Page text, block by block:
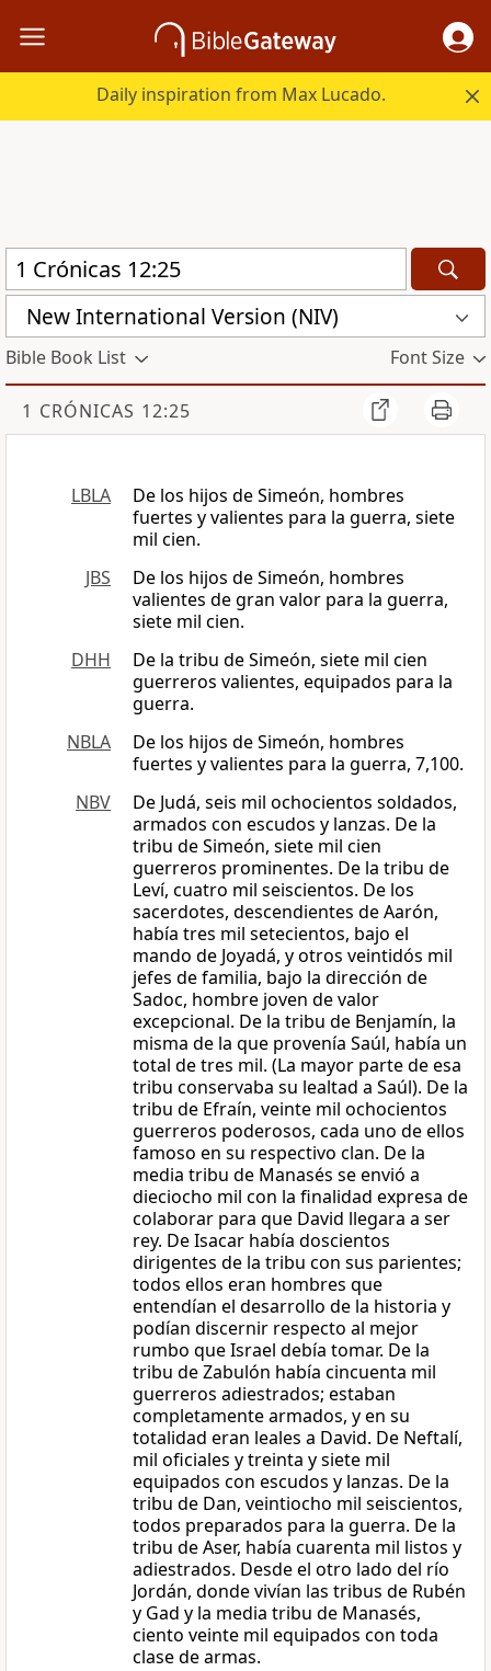
Daily inspiration from Max Lucado.
New International Version (NIV)
Bible Book List Font Size
1 CRÓNICAS 12:25
LBLA
De los hijos de Simeón, hombres
fuertes y valientes para la guerra, siete
mil cien.
JBS
De los hijos de Simeón, hombres
valientes de gran valor para la guerra,
siete mil cien.
DHH
De la tribu de Simeón, siete mil cien
guerreros valientes, equipados para la
guerra.
NBLA
De los hijos de Simeón, hombres
fuertes y valientes para la guerra, 7,100.
NBV
De Judá, seis mil ochocientos soldados,
armados con escudos y lanzas. De la
tribu de Simeón, siete mil cien
guerreros prominentes. De la tribu de
Leví, cuatro mil seiscientos. De los
sacerdotes, descendientes de Aarón,
había tres mil setecientos, bajo el
mando de Joyadá, y otros veintidós mil
jefes de familia, bajo la dirección de
Sadoc, hombre joven de valor
excepcional. De la tribu de Benjamín, la
misma de la que provenía Saúl, había un
total de tres mil. (La mayor parte de esa
tribu conservaba su lealtad a Saúl). De la
tribu de Efraín, veinte mil ochocientos
guerreros poderosos, cada uno de ellos
famoso en su respectivo clan. De la
media tribu de Manasés se envió a
dieciocho mil con la finalidad expresa de
colaborar para que David llegara a ser
rey. De Isacar había doscientos
dirigentes de la tribu con sus parientes;
todos ellos eran hombres que
entendían el desarrollo de la historia y
podían discernir respecto al mejor
rumbo que Israel debía tomar. De la
tribu de Zabulón había cincuenta mil
guerreros adiestrados; estaban
completamente armados, y en su
totalidad eran leales a David. De Neftalí,
mil oficiales y treinta y siete mil
equipados con escudos y lanzas. De la
tribu de Dan, veintiocho mil seiscientos,
todos preparados para la guerra. De la
tribu de Aser, había cuarenta mil listos y
adiestrados. Desde el otro lado del río
Jordán, donde vivían las tribus de Rubén
y Gad y la media tribu de Manasés,
ciento veinte mil equipados con toda
clase de armas.